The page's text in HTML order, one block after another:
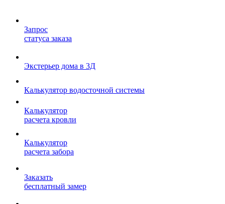
Запрос
статуса заказа
Экстерьер дома в 3Д
Калькулятор водосточной системы
Калькулятор
расчета кровли
Калькулятор
расчета забора
Заказать
бесплатный замер